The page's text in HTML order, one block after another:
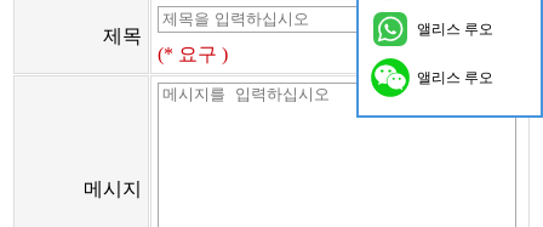
제목
(* 요구 )
메시지
앨리스 루오
앨리스 루오